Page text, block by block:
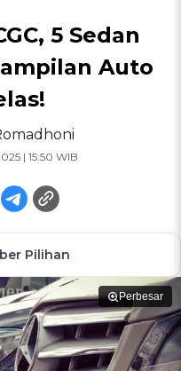
5 Sedan
Auto
| 15:50 WIB
Pilihan
Perbesar